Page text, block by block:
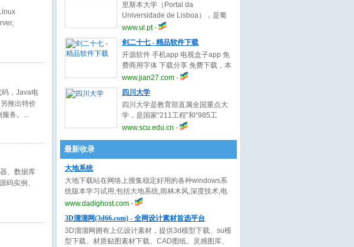
码，Java电
推出特价
务。
、数据库
码实例、
里斯本大学（Portal da
Universidade de Lisboa），是葡
萄牙规模较大的一所综合性高等学
政学府。其历史可追溯到1290年建
立的中世纪里斯本大学。葡萄牙和
阿尔加维联合之后，葡萄牙国王迪
尼斯捐款筹建了一所综合性大学，
招收欧洲各地的学者前来研究学
问，并颁发各国公认的学位。
www.ul.pt-
剑二十七 - 精品软件下载
开源软件 手机app 电视盒子app 免
费商用字体 下载分享 免费下载，本
站没有收费项目，没有套路
www.jian27.com -
四川大学
四川大学是教育部直属全国重点大
学，是国家“211工程”和“985工
程”重点建设的大学。是由原四川大
月和2000年9月两次“强强合并”组建
办的四川中西学堂；原成都科学技
术大学由1954年全国院系调整时建
立的成都工学院发展而来，与浙江
科学院直属三所高校；原华西医科
大学的前身是1910年美国、英国、
加拿大的基督教会组织在成都创办
www.scu.edu.cn -
最新收录
大地系统
大地下载站在网络上搜集稳定好用的各种windows系
统版本学习试用,包括大地系统,雨林木风,深度技术,电
脑公司,番茄花园,萝卜家园,系统之家等系统的win11系
统下载,win10系统下载,win7系统下载,win8系统下
载,winxp系统下载,ghost系统下载
www.dadighost.com -
3D溜溜网(3d66.com) - 全网设计素材首选平台
3D溜溜网拥有上亿设计素材，提供3d模型下载、su模
型下载、材质贴图素材下载、CAD图纸、灵感图库、